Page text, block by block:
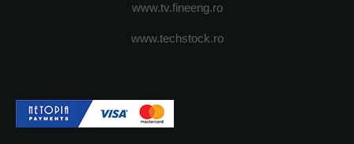
www.tv.fineeng.ro
www.techstock.ro